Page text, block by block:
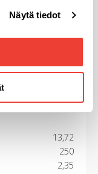
linkistä.
Näytä tiedot
13,72
250
2,35